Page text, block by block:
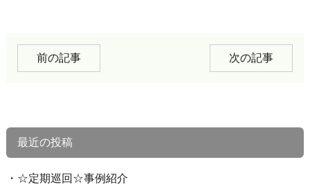
前の記事 次の記事
最近の投稿
☆定期巡回☆事例紹介